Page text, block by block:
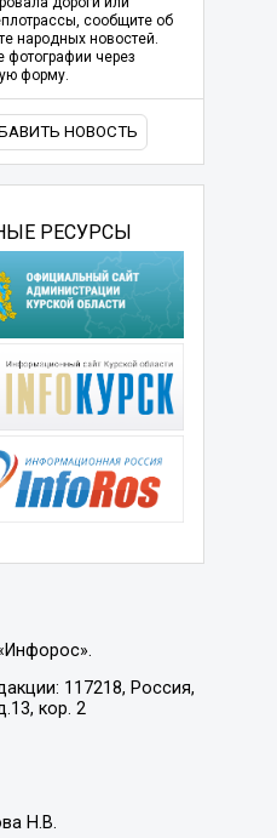
сообщите об
народных новостей.
фотографии через
форму.
НОВОСТЬ
РЕСУРСЫ
117218, Россия,
кор. 2
Н.В.